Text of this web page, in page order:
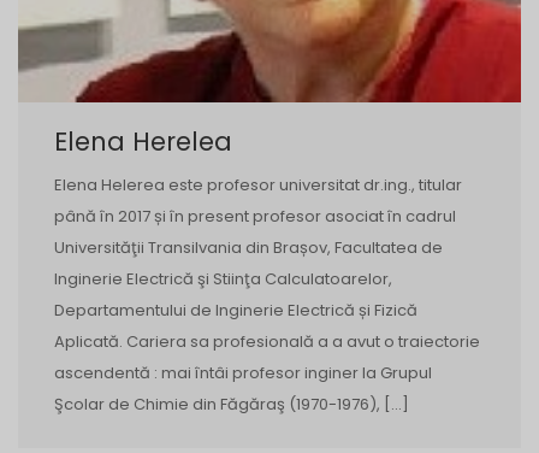
Elena Herelea
Elena Helerea este profesor universitat dr.ing., titular
până în 2017 și în present profesor asociat în cadrul
Universităţii Transilvania din Brașov, Facultatea de
Inginerie Electrică şi Stiinţa Calculatoarelor,
Departamentului de Inginerie Electrică și Fizică
Aplicată. Cariera sa profesională a a avut o traiectorie
ascendentă : mai întâi profesor inginer la Grupul
Şcolar de Chimie din Făgăraş (1970-1976), […]